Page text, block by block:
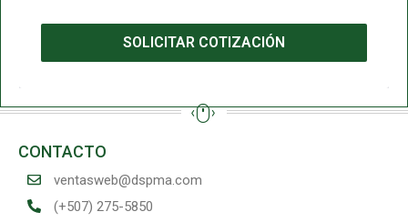
SOLICITAR COTIZACIÓN
CONTACTO
ventasweb@dspma.com
(+507) 275-5850